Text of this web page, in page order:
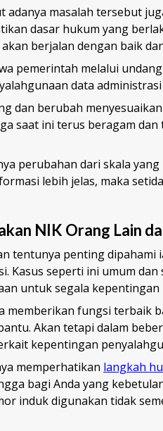
masalah tersebut
dasar hukum yang
berjalan dengan baik
pemerintah melalui
data
dan berubah
saat ini terus beragam
perubahan dari skala
lebih jelas, maka
NIK Orang Lain
tentunya penting dipahami
Kasus seperti ini umum
untuk segala kepentingan
memberikan fungsi terbaik
Akan tetapi dalam
kepentingan
memperhatikan langkah
bagi Anda yang
induk digunakan tidak